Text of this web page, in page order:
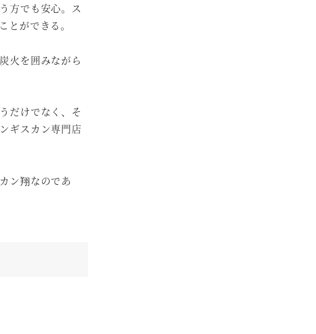
方でも安心。ス
ができる。
火を囲みながら
だけでなく、そ
ギスカン専門店
ン翔なのであ